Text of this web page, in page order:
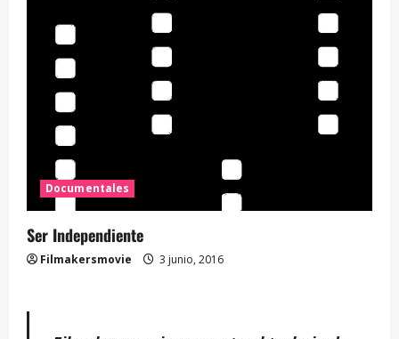
Documentales
Ser Independiente
Filmakersmovie 3 junio, 2016